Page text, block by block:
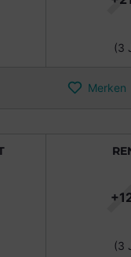
(3
Merken
(3